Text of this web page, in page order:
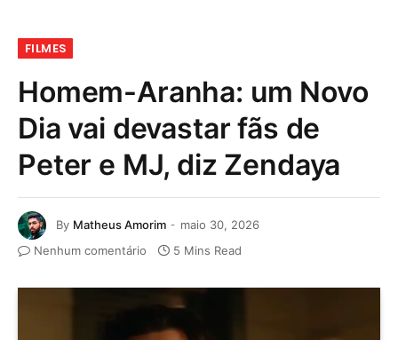
FILMES
Homem-Aranha: um Novo
Dia vai devastar fãs de
Peter e MJ, diz Zendaya
By Matheus Amorim
maio 30, 2026
Nenhum comentário
5 Mins Read